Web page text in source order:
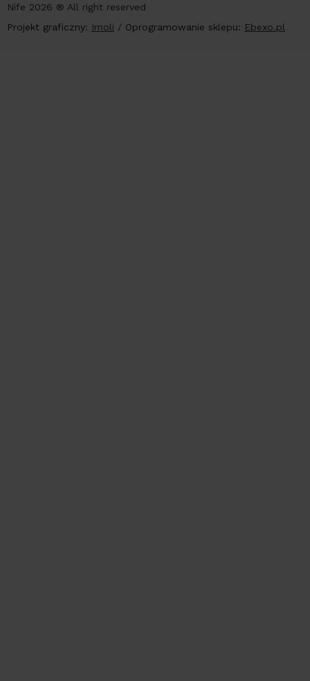
Nife 2026 ® All right reserved
Projekt graficzny: Imoli / Oprogramowanie sklepu: Ebexo.pl